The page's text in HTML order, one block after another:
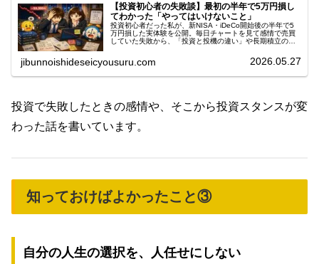
【投資初心者の失敗談】最初の半年で5万円損し
てわかった「やってはいけないこと」
投資初心者だった私が、新NISA・iDeCo開始後の半年で5
万円損した実体験を公開。毎日チャートを見て感情で売買
していた失敗から、「投資と投機の違い」や長期積立の大
jibunnoishideseicyousuru.com 2026.05.27
投資で失敗したときの感情や、そこから投資スタンスが変
わった話を書いています。
知っておけばよかったこと③
自分の人生の選択を、人任せにしない